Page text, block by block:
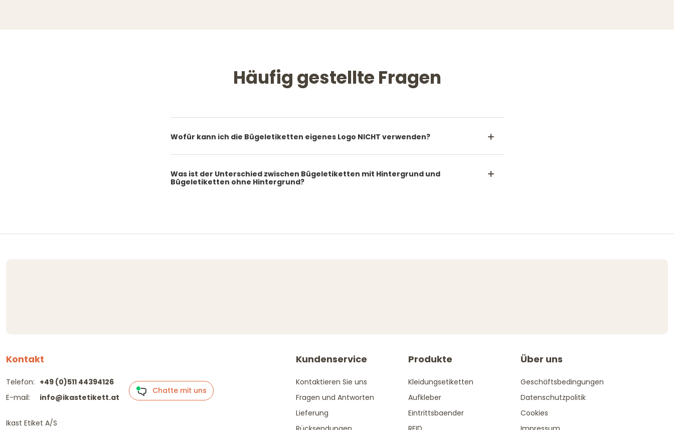
Häufig gestellte Fragen
Wofür kann ich die Bügeletiketten eigenes Logo NICHT verwenden?
Was ist der Unterschied zwischen Bügeletiketten mit Hintergrund und
Bügeletiketten ohne Hintergrund?
Kontakt
Telefon:
E-mail:
+49 (0)511 44394126
info@ikastetikett.at
Ikast Etiket A/S
Chatte mit uns
Kundenservice
Kontaktieren Sie uns
Fragen und Antworten
Lieferung
Produkte
Kleidungsetiketten
Aufkleber
Eintrittsbaender
Über uns
Geschäftsbedingungen
Datenschutzpolitik
Cookies